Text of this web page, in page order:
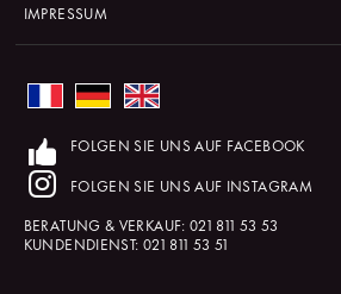
IMPRESSUM
FOLGEN SIE UNS AUF FACEBOOK
FOLGEN SIE UNS AUF INSTAGRAM
BERATUNG & VERKAUF: 021 811 53 53
KUNDENDIENST: 021 811 53 51